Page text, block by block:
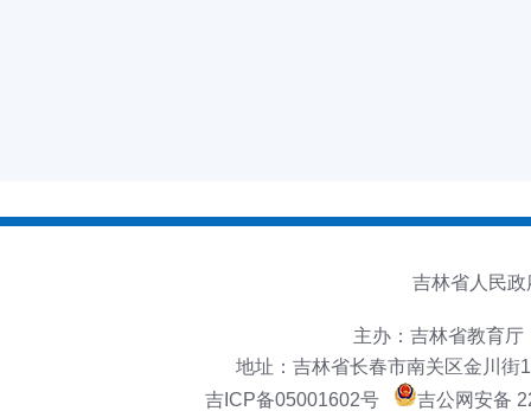
吉林省人民政
主办：吉林省教育
地址：吉林省长春市南关区金川
吉ICP备05001602号
吉公网安备